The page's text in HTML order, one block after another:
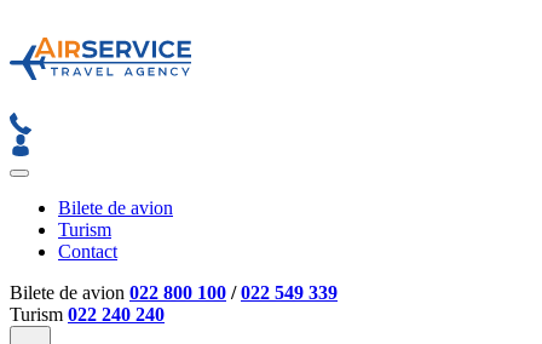
Bilete de avion
Turism
Contact
Bilete de avion 022 800 100 /022 549 339
Turism 022 240 240